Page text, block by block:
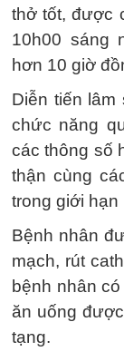
thở tốt, được
10h00 sáng
hơn 10 giờ
Diễn tiến lâm
chức năng
các thông số
thận cùng
trong giới
Bệnh nhân
mạch, rút
bệnh nhân
ăn uống
tạng.